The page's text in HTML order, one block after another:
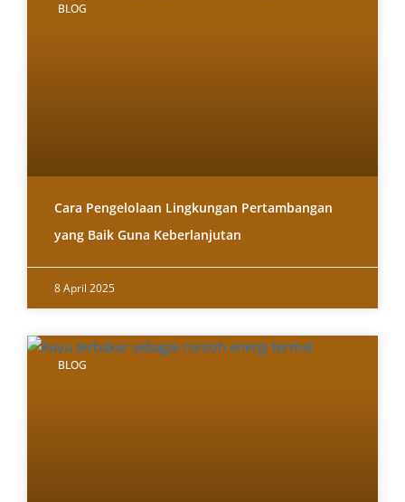
BLOG
Cara Pengelolaan Lingkungan Pertambangan
yang Baik Guna Keberlanjutan
8 April 2025
BLOG